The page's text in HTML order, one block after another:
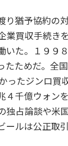
猶予協約の
業買収手続き
いた。１９９
たためだ。全
ったジンロ買
４千億ウォン
独占論談や米
ールは公正取